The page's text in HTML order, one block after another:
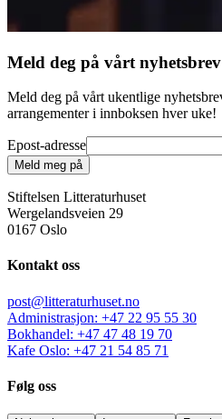
Meld deg på vårt nyhetsbrev
Meld deg på vårt ukentlige
arrangementer i innboksen hver uke!
Epost-adresse
Meld meg på
Stiftelsen Litteraturhuset
Wergelandsveien 29
0167 Oslo
Kontakt oss
post@litteraturhuset.no
Administrasjon: +47 22 95 55 30
Bokhandel: +47 47 48 19 70
Kafe Oslo: +47 21 54 85 71
Følg oss